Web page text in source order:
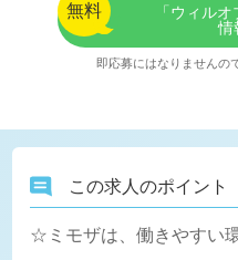
無料
「ウィル
情
即応募にはなりませんの
この求人のポイント
☆ミモザは、働きやすい